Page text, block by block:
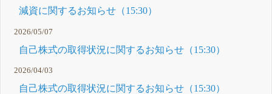
減資に関するお知らせ（15:30）
2026/05/07
自己株式の取得状況に関するお知らせ（15:30）
2026/04/03
自己株式の取得状況に関するお知らせ（15:30）